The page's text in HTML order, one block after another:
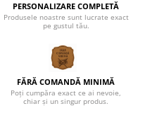
PERSONALIZARE COMPLETĂ
Produsele noastre sunt lucrate exact
pe gustul tău.
FĂRĂ COMANDĂ MINIMĂ
Poți cumpăra exact ce ai nevoie,
chiar și un singur produs.